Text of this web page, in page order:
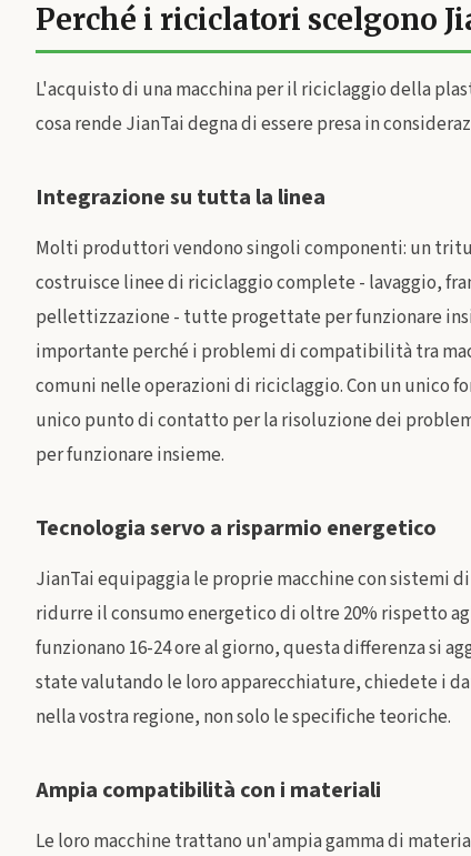
Perché i riciclatori scelgono
L'acquisto di una macchina per il riciclaggio della
cosa rende JianTai degna di essere presa in
Integrazione su tutta la linea
Molti produttori vendono singoli componenti: un
costruisce linee di riciclaggio complete - lavaggio,
pellettizzazione - tutte progettate per funzionare
importante perché i problemi di compatibilità tra
comuni nelle operazioni di riciclaggio. Con un unico
unico punto di contatto per la risoluzione dei
per funzionare insieme.
Tecnologia servo a risparmio energetico
JianTai equipaggia le proprie macchine con sistemi
ridurre il consumo energetico di oltre 20% rispetto
funzionano 16-24 ore al giorno, questa differenza si
state valutando le loro apparecchiature, chiedete i
nella vostra regione, non solo le specifiche teoriche.
Ampia compatibilità con i materiali
Le loro macchine trattano un'ampia gamma di